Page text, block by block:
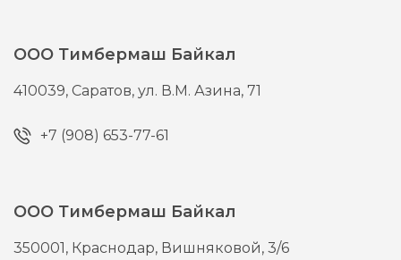
ООО Тимбермаш Байкал
410039, Саратов,ул. В.М. Азина, 71
+7 (908) 653-77-61
ООО Тимбермаш Байкал
350001, Краснодар, Вишняковой, 3/6